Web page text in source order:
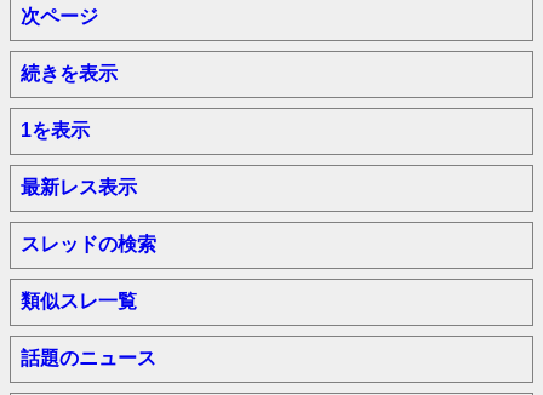
次ページ
続きを表示
1を表示
最新レス表示
スレッドの検索
類似スレ一覧
話題のニュース